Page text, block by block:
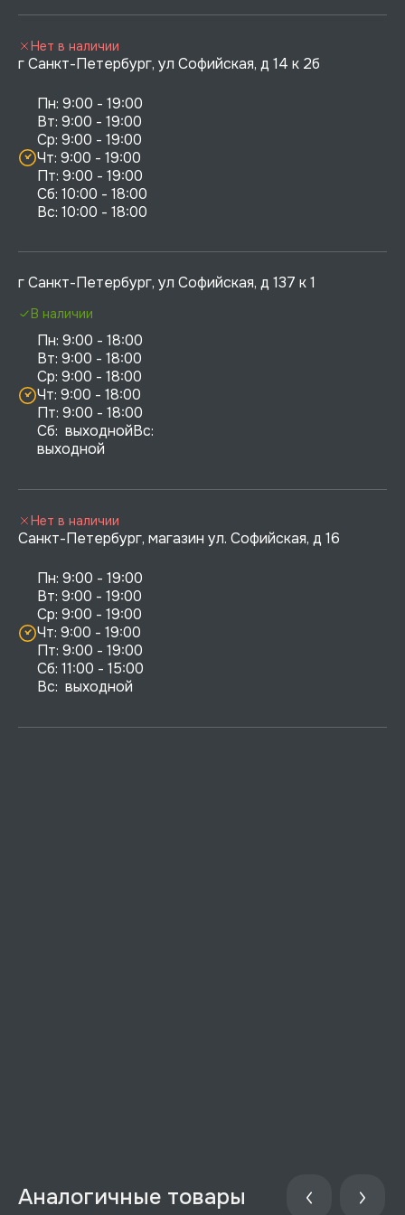
г Санкт-Петербург, ул Софийская, д 14 к 2б
Пн: 9:00 - 19:00
Вт: 9:00 - 19:00
Ср: 9:00 - 19:00
Чт: 9:00 - 19:00
Пт: 9:00 - 19:00
Сб: 10:00 - 18:00
Нет в наличии
г Санкт-Петербург, ул Софийская, д 137 к 1
Пн: 9:00 - 18:00
Вт: 9:00 - 18:00
Ср: 9:00 - 18:00
Чт: 9:00 - 18:00
Пт: 9:00 - 18:00
Сб:  выходнойВс:
выходной
В наличии
Санкт-Петербург, магазин ул. Софийская, д 16
Пн: 9:00 - 19:00
Вт: 9:00 - 19:00
Ср: 9:00 - 19:00
Чт: 9:00 - 19:00
Пт: 9:00 - 19:00
Сб: 11:00 - 15:00
Вс:  выходной
Нет в наличии
Аналогичные товары